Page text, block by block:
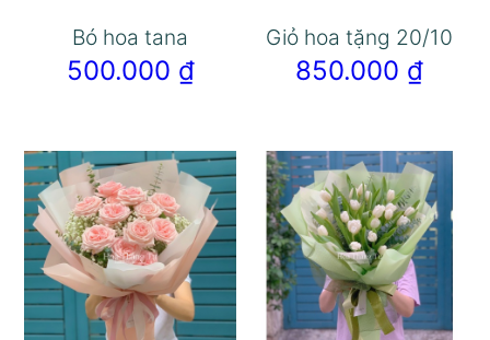
Bó hoa tana
500.000 ₫
Giỏ hoa tặng 20/10
850.000 ₫